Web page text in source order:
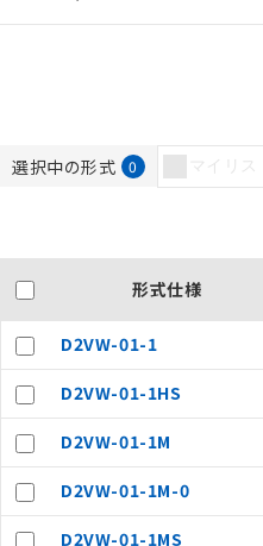
選択中の形式 0 マイリ
形式仕様
D2VW-01-1
D2VW-01-1HS
D2VW-01-1M
D2VW-01-1M-0
D2VW-01-1MS